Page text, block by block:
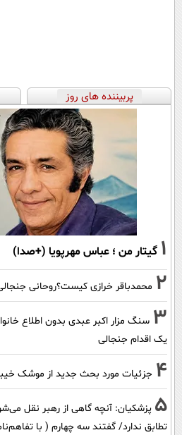
پربیننده های روز
1 گیتار من ؛ عباس مهرپویا (+صدا)
2 محمدباقر خرازی کیست؟روحانی
3 سنگ مزار اکبر عبدی بدون اطلاع
یک اقدام جنجالی
4 جزئیات مورد بحث جدید از موشک
5 پزشکیان‌: آنچه گاهی از رهبر نقل